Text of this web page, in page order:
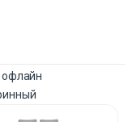
офлайн